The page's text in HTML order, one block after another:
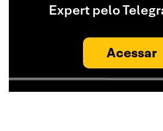
Expert pelo
Acessar